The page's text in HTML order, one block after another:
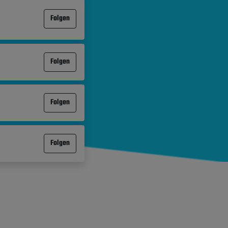
Folgen
Folgen
Folgen
Folgen